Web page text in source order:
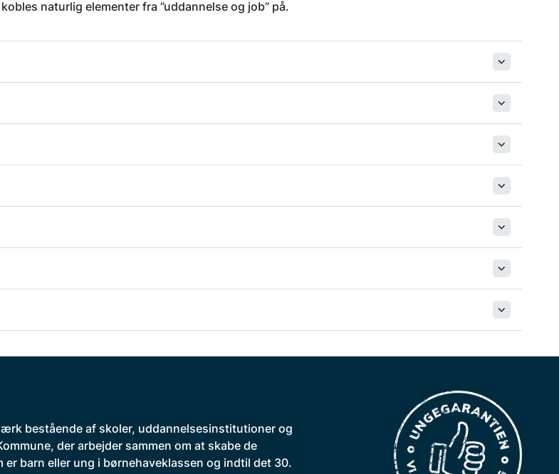
naturlig elementer fra ”uddannelse og job” på.
bestående af skoler, uddannelsesinstitutioner og
der arbejder sammen om at skabe de
er barn eller ung i børnehaveklassen og indtil det 30.